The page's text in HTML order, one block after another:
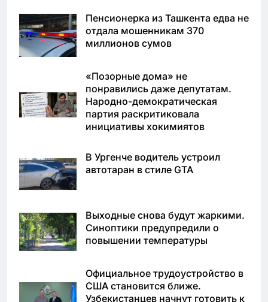
Пенсионерка из Ташкента едва не
отдала мошенникам 370
миллионов сумов
«Позорные дома» не
понравились даже депутатам.
Народно-демократическая
партия раскритиковала
инициативы хокимиятов
В Ургенче водитель устроил
автотаран в стиле GTA
Выходные снова будут жаркими.
Синоптики предупредили о
повышении температуры
Официальное трудоустройство в
США становится ближе.
Узбекистанцев начнут готовить к